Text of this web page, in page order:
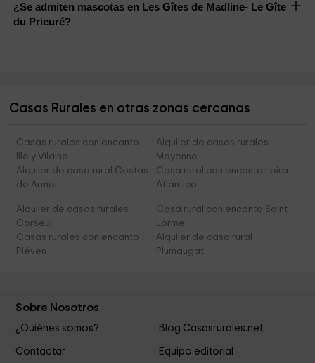
¿Se admiten mascotas en Les Gîtes de Madline- Le Gîte
du Prieuré?
Casas Rurales en otras zonas cercanas
Casas rurales con encanto
Ille y Vilaine
Alquiler de casas rurales
Mayenne
Alquiler de casa rural Costas
de Armor
Casa rural con encanto Loira
Atlántico
Alquiler de casas rurales
Corseul
Casa rural con encanto Saint
Lormel
Casas rurales con encanto
Pléven
Alquiler de casa rural
Plumaugat
Sobre Nosotros
¿Quiénes somos? Blog Casasrurales.net
Contactar Equipo editorial